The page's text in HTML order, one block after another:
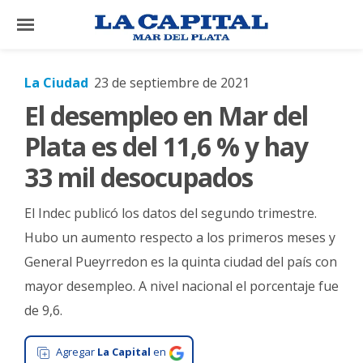
×
El
País
El
Mundo
La
Zona
Cultura
Tecnología
Salud
La Ciudad 23 de septiembre de 2021
El desempleo en Mar del
Plata es del 11,6 % y hay
33 mil desocupados
El Indec publicó los datos del segundo trimestre.
Hubo un aumento respecto a los primeros meses y
General Pueyrredon es la quinta ciudad del país con
mayor desempleo. A nivel nacional el porcentaje fue
de 9,6.
Agregar La Capital en